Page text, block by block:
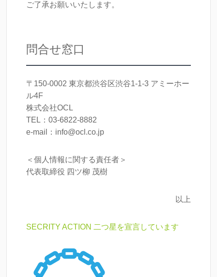
ご了承お願いいたします。
問合せ窓口
〒150-0002 東京都渋谷区渋谷1-1-3 アミーホー
ル4F
株式会社OCL
TEL：03-6822-8882
e-mail：info@ocl.co.jp
＜個人情報に関する責任者＞
代表取締役 四ツ柳 茂樹
以上
SECRITY ACTION 二つ星を宣言しています